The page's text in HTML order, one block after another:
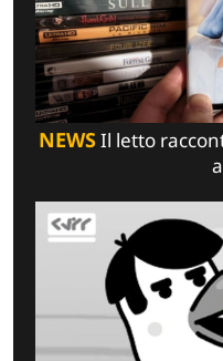
NEWSIl letto